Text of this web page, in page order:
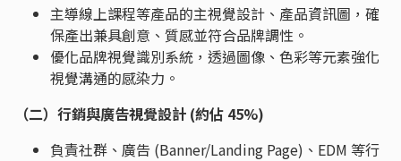
主導線上課程等產品的主視覺設計、產品資訊圖，確
保產出兼具創意、質感並符合品牌調性。
優化品牌視覺識別系統，透過圖像、色彩等元素強化
視覺溝通的感染力。
（二）行銷與廣告視覺設計 (約佔 45%)
負責社群、廣告 (Banner/Landing Page)、EDM 等行